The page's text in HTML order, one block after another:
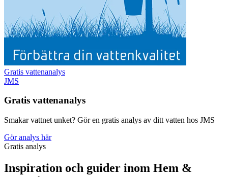
Gratis vattenanalys
JMS
Gratis vattenanalys
Smakar vattnet unket? Gör en gratis analys av ditt vatten hos JMS
Gör analys här
Gratis analys
Inspiration och guider inom Hem &